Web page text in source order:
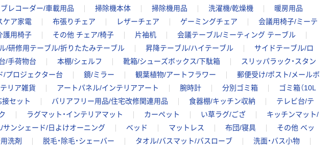
レコーダー/車載用品 掃除機本体 掃除機用品 洗濯機/乾燥機
暖房用品
ケア家電 布張りチェア レザーチェア ゲーミングチェア
会議用椅子/ミーテ
護用椅子 その他 チェア/椅子 片袖机
会議テーブル/ミーティング テーブル
/研修用テーブル/折りたたみテーブル 昇降テーブル/ハイテーブル
サイドテーブル/ロ
/手荷物台 本棚/シェルフ 靴箱/シューズボックス/下駄箱
スリッパラック・スタン
/プロジェクター台 鏡/ミラー 観葉植物/アートフラワー
郵便受け/ポスト/メールボ
リア雑貨 アートパネル/インテリアアート 腕時計 分別ゴミ箱
ゴミ箱（10L
セット バリアフリー用品/住宅改修関連用品 食器棚/キッチン収納
テレビ台/テ
ラグマット・インテリアマット カーペット い草ラグ/ござ
キッチンマット/
サンシェード/日よけオーニング ベッド マットレス 布団/寝具
その他 ベッ
洗剤 脱毛・除毛・シェーバー タオル/バスマット/バスローブ
洗面・バス小物